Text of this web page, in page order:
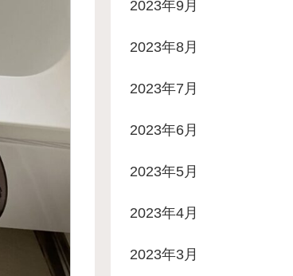
2023年9月
2023年8月
2023年7月
2023年6月
2023年5月
2023年4月
2023年3月